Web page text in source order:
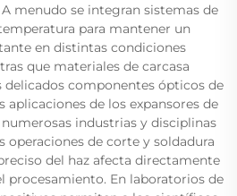
menudo se integran sistemas de
para mantener un
en distintas condiciones
que materiales de carcasa
componentes ópticos de
aplicaciones de los expansores de
industrias y disciplinas
operaciones de corte y soldadura
del haz afecta directamente
procesamiento. En laboratorios de